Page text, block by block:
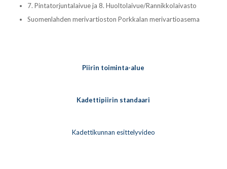
7. Pintatorjuntalaivue ja 8. Huoltolaivue/Rannikkolaivasto
Suomenlahden merivartioston Porkkalan merivartioasema
Piirin toiminta-alue
Kadettipiirin standaari
Kadettikunnan esittelyvideo